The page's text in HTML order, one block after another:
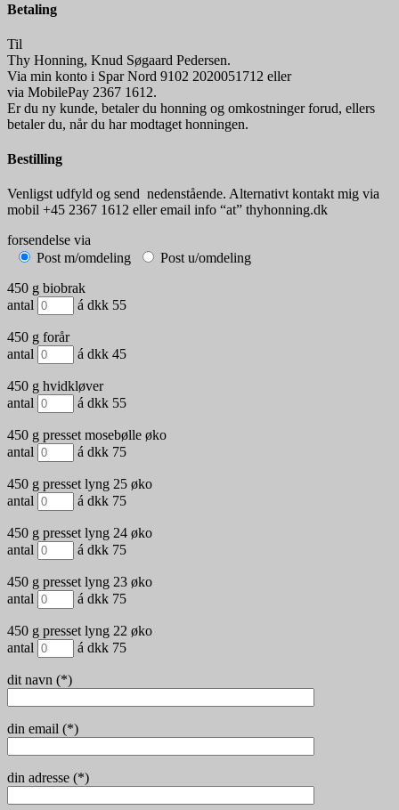
Betaling
Til
Thy Honning, Knud Søgaard Pedersen.
Via min konto i Spar Nord 9102 2020051712 eller
via MobilePay 2367 1612.
Er du ny kunde, betaler du honning og omkostninger forud, ellers
betaler du, når du har modtaget honningen.
Bestilling
Venligst udfyld og send nedenstående. Alternativt kontakt mig via
mobil +45 2367 1612 eller email info “at” thyhonning.dk
forsendelse via
Post m/omdeling
Post u/omdeling
450 g biobrak
antal
á dkk 55
450 g forår
antal
á dkk 45
450 g hvidkløver
antal
á dkk 55
450 g presset mosebølle øko
antal
á dkk 75
450 g presset lyng 25 øko
antal
á dkk 75
450 g presset lyng 24 øko
antal
á dkk 75
450 g presset lyng 23 øko
antal
á dkk 75
450 g presset lyng 22 øko
antal
á dkk 75
dit navn (*)
din email (*)
din adresse (*)